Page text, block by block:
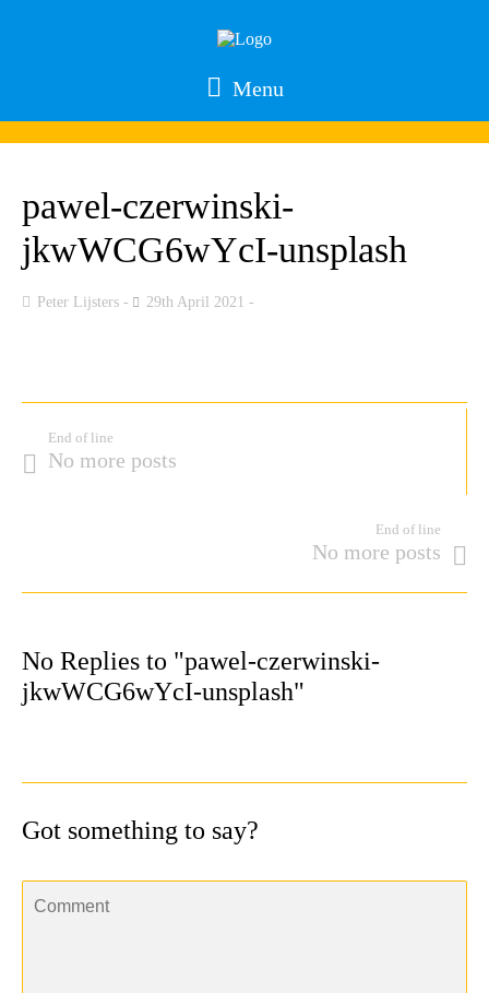
Menu
pawel-czerwinski-
jkwWCG6wYcI-unsplash
Peter Lijsters 29th April 2021
End of line
No more posts
End of line
No more posts
No Replies to "pawel-czerwinski-
jkwWCG6wYcI-unsplash"
Got something to say?